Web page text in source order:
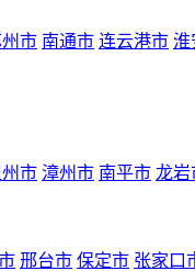
市 南通市 连云港市 淮
市 漳州市 南平市 龙岩
邢台市 保定市 张家口